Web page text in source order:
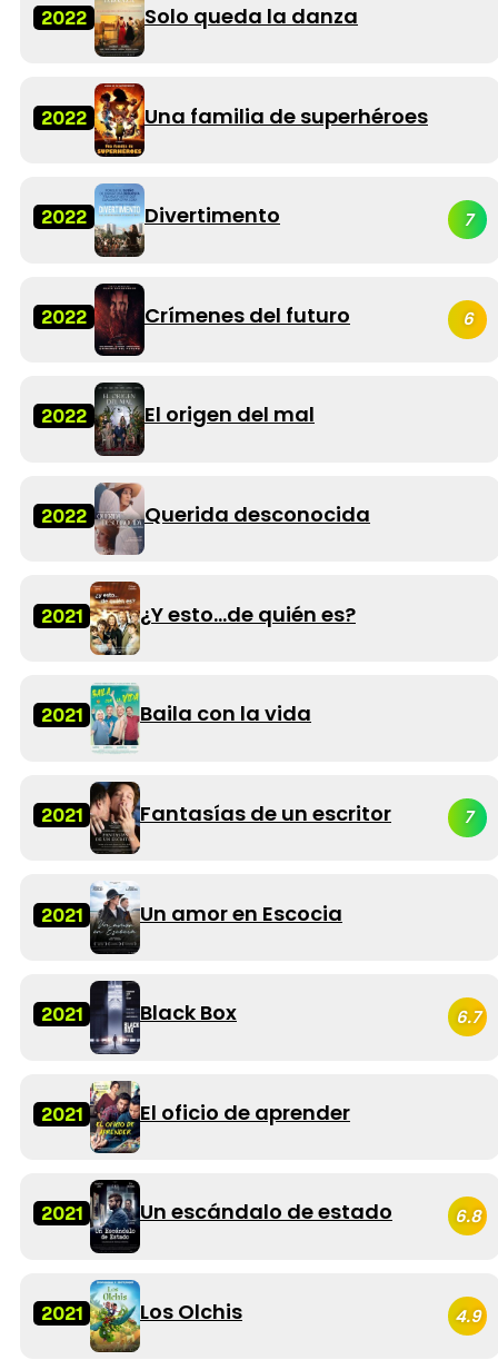
2022 Solo queda la danza
2022 Una familia de superhéroes
2022 Divertimento 7
2022 Crímenes del futuro 6
2022 El origen del mal
2022 Querida desconocida
2021 ¿Y esto...de quién es?
2021 Baila con la vida
2021 Fantasías de un escritor 7
2021 Un amor en Escocia
2021 Black Box 6.7
2021 El oficio de aprender
2021 Un escándalo de estado 6.8
2021 Los Olchis 4.9